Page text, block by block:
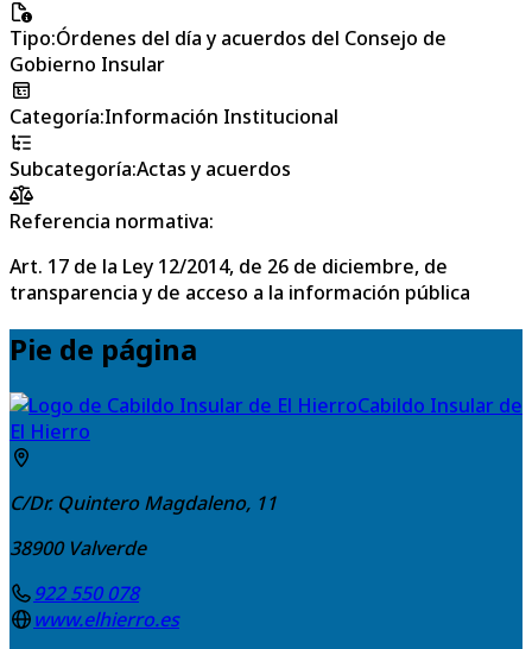
Tipo:Órdenes del día y acuerdos del Consejo de
Gobierno Insular
Categoría:Información Institucional
Subcategoría:Actas y acuerdos
Referencia normativa:
Art. 17 de la Ley 12/2014, de 26 de diciembre, de
transparencia y de acceso a la información pública
Pie de página
Cabildo Insular de
El Hierro
C/Dr. Quintero Magdaleno, 11
38900 Valverde
922 550 078
www.elhierro.es